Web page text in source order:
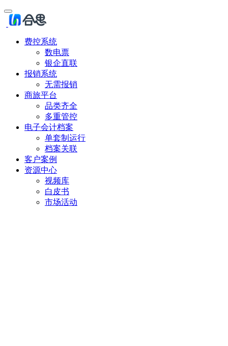
费控系统
数电票
银企直联
报销系统
无需报销
商旅平台
品类齐全
多重管控
电子会计档案
单套制运行
档案关联
客户案例
资源中心
视频库
白皮书
市场活动